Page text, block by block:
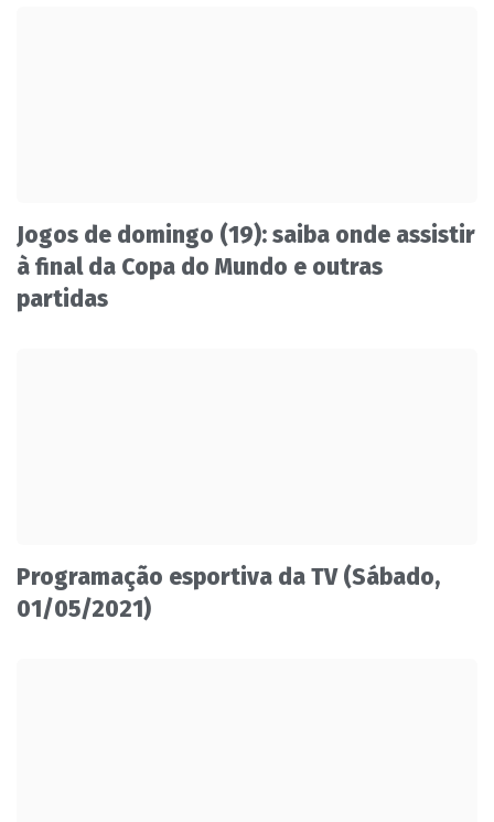
Jogos de domingo (19): saiba onde assistir
à final da Copa do Mundo e outras
partidas
Programação esportiva da TV (Sábado,
01/05/2021)